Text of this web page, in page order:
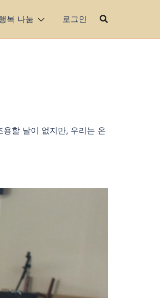
복 나눔 로그인
할 날이 없지만, 우리는 온